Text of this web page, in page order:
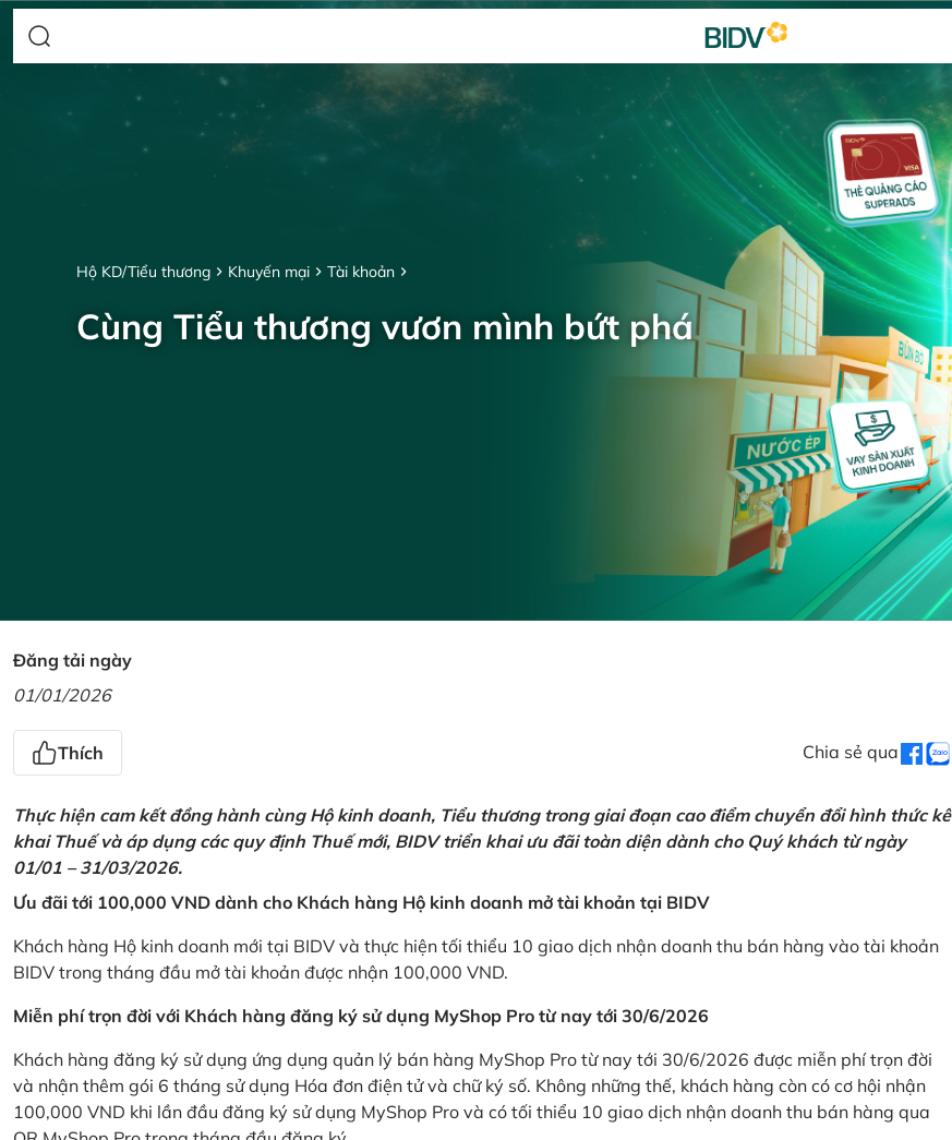
Hộ KD/Tiểu thương Khuyến mại Tài khoản
Cùng Tiểu thương vươn mình bứt phá
Đăng tải ngày
01/01/2026
Thích Chia sẻ qua
Thực hiện cam kết đồng hành cùng Hộ kinh doanh, Tiểu thương trong giai đoạn cao điểm chuyển đổi hình thức kê
khai Thuế và áp dụng các quy định Thuế mới, BIDV triển khai ưu đãi toàn diện dành cho Quý khách từ ngày
01/01 – 31/03/2026.
Ưu đãi tới 100,000 VND dành cho Khách hàng Hộ kinh doanh mở tài khoản tại BIDV
Khách hàng Hộ kinh doanh mới tại BIDV và thực hiện tối thiểu 10 giao dịch nhận doanh thu bán hàng vào tài khoản
BIDV trong tháng đầu mở tài khoản được nhận 100,000 VND.
Miễn phí trọn đời với Khách hàng đăng ký sử dụng MyShop Pro từ nay tới 30/6/2026
Khách hàng đăng ký sử dụng ứng dụng quản lý bán hàng MyShop Pro từ nay tới 30/6/2026 được miễn phí trọn đời
và nhận thêm gói 6 tháng sử dụng Hóa đơn điện tử và chữ ký số. Không những thế, khách hàng còn có cơ hội nhận
100,000 VND khi lần đầu đăng ký sử dụng MyShop Pro và có tối thiểu 10 giao dịch nhận doanh thu bán hàng qua